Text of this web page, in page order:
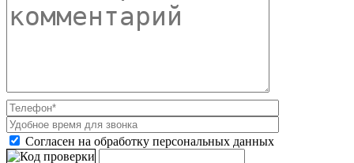
Согласен на обработку персональных данных